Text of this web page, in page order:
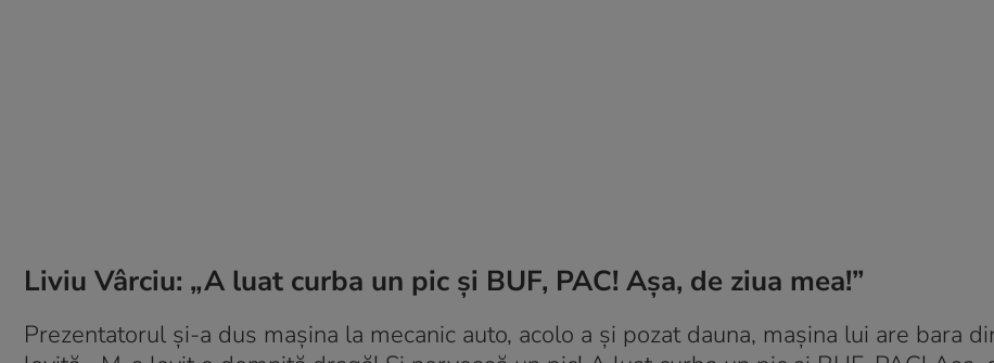
Liviu Vârciu: „A luat curba un pic și BUF, PAC! Așa, de ziua mea!”
Prezentatorul și-a dus mașina la mecanic auto, acolo a și pozat dauna, mașina lui are bara